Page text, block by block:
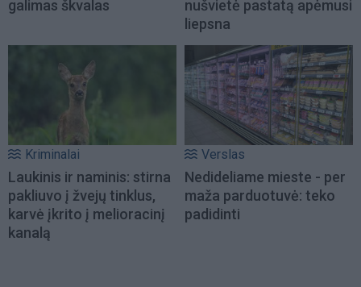
galimas škvalas
nušvietė pastatą apėmusi
liepsna
Kriminalai
Laukinis ir naminis: stirna
pakliuvo į žvejų tinklus,
karvė įkrito į melioracinį
kanalą
Verslas
Nedideliame mieste - per
maža parduotuvė: teko
padidinti